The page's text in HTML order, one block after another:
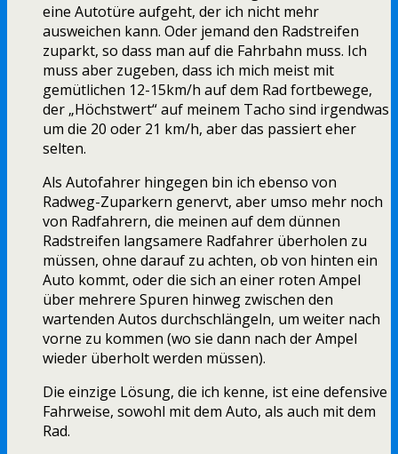
eine Autotüre aufgeht, der ich nicht mehr
ausweichen kann. Oder jemand den Radstreifen
zuparkt, so dass man auf die Fahrbahn muss. Ich
muss aber zugeben, dass ich mich meist mit
gemütlichen 12-15km/h auf dem Rad fortbewege,
der „Höchstwert“ auf meinem Tacho sind irgendwas
um die 20 oder 21 km/h, aber das passiert eher
selten.
Als Autofahrer hingegen bin ich ebenso von
Radweg-Zuparkern genervt, aber umso mehr noch
von Radfahrern, die meinen auf dem dünnen
Radstreifen langsamere Radfahrer überholen zu
müssen, ohne darauf zu achten, ob von hinten ein
Auto kommt, oder die sich an einer roten Ampel
über mehrere Spuren hinweg zwischen den
wartenden Autos durchschlängeln, um weiter nach
vorne zu kommen (wo sie dann nach der Ampel
wieder überholt werden müssen).
Die einzige Lösung, die ich kenne, ist eine defensive
Fahrweise, sowohl mit dem Auto, als auch mit dem
Rad.